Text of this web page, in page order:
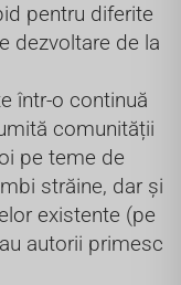
pentru diferite
dezvoltare de la
într-o continuă
comunității
pe teme de
străine, dar și
existente (pe
autorii primesc